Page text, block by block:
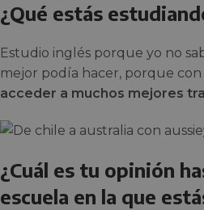
¿Qué estás
Estudio inglés porque yo no
mejor podía hacer, porque con
acceder a muchos mejores
¿Cuál es tu opinión
escuela en la que